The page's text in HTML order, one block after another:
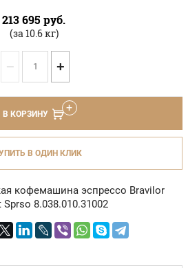
213 695 руб.
(за 10.6 кг)
− +
В КОРЗИНУ
В ОДИН КЛИК
кофемашина эспрессо Bravilor
Sprso 8.038.010.31002